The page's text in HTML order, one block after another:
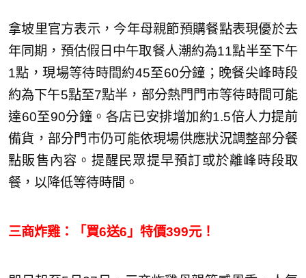
拿坡里官方表示，今年母親節預購餐點表現優於去
年同期，預估假日中午取餐人潮約為11點半至下午
1點，現場等待時間約45至60分鐘；晚餐尖峰時段
約為下午5點至7點半，部分熱門門市等待時間可能
達60至90分鐘。各店已安排增加約1.5倍人力提前
備貨，部分門市仍可能依現場供應狀況調整部分餐
點販售內容。提醒民眾提早預訂或於離峰時段取
餐，以降低等待時間。
三商炸雞：「買6送6」特價399元！